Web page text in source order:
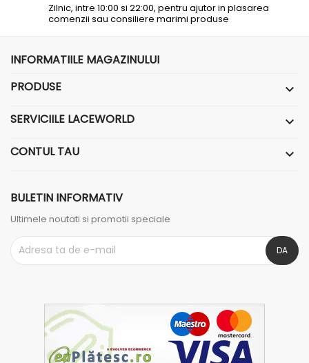
Zilnic, intre 10:00 si 22:00, pentru ajutor in plasarea
comenzii sau consiliere marimi produse
INFORMATIILE MAGAZINULUI
PRODUSE

SERVICIILE LACEWORLD 
CONTUL TAU 
BULETIN INFORMATIV
Ultimele noutati si promotii speciale